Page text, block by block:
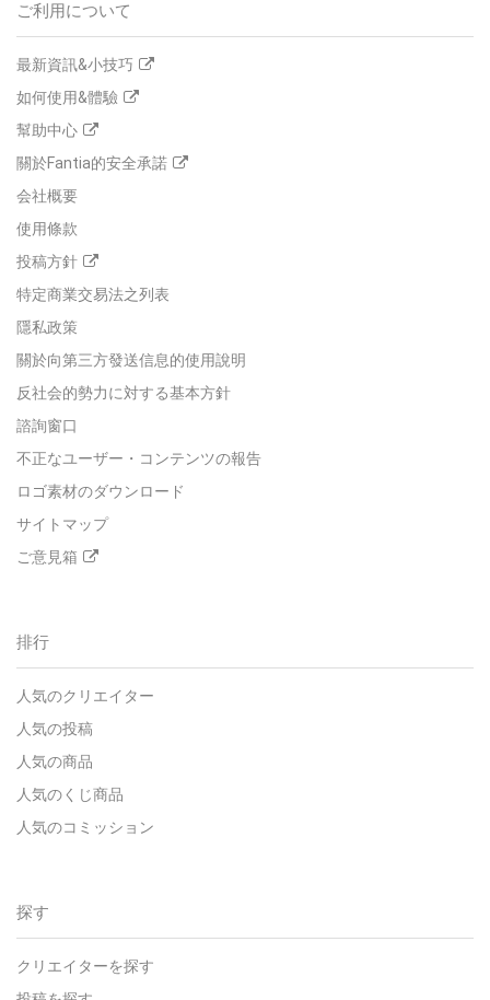
ご利用について
最新資訊&小技巧
如何使用&體驗
幫助中心
關於Fantia的安全承諾
会社概要
使用條款
投稿方針
特定商業交易法之列表
隱私政策
關於向第三方發送信息的使用說明
反社会的勢力に対する基本方針
諮詢窗口
不正なユーザー・コンテンツの報告
ロゴ素材のダウンロード
サイトマップ
ご意見箱
排行
人気のクリエイター
人気の投稿
人気の商品
人気のくじ商品
人気のコミッション
探す
クリエイターを探す